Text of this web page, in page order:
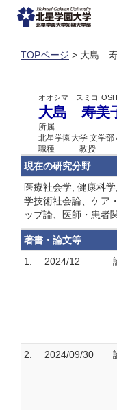
TOPページ > 大島
オオシマ スミコ
大島 寿美
所属
北星学園大学 文学
職種
教授
現在の研究分野
医療社会学, 健康科
学技術社会論、ケア
ップ論、医師・患者
著書・論文等
1.
2024/12
2. 2024/09/30